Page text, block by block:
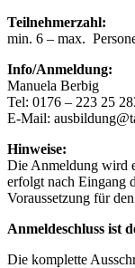
Teilnehmerzahl:
min. 6 – max.
Info/Anmeldung:
Manuela Berbig
Tel: 0176 – 223 25
E-Mail:
Hinweise:
Die Anmeldung wird
erfolgt nach Eingang
Voraussetzung für
Anmeldeschluss ist
Die komplette